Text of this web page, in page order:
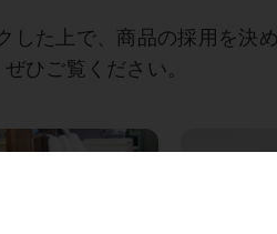
た上で、商品の採用を決め
ひご覧ください。